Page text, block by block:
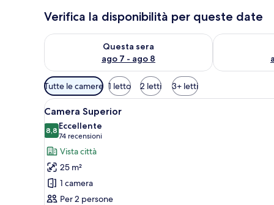
Verifica la disponibilità per queste date
Questa sera
ago 7 - ago 8
Verifica la disponibilità per questa sera, ago 7 - ago 8
Verifica la
Filtri
disponibili
per
le
camere
Tutte le camere 1 letto 2 letti 3+ letti
Apri
tutte
le
foto
per
Camera
Superior
Camera Superior | Minibar,
9
Camera Superior
8,88,8 su 10
Eccellente
74 recensioni
(74
recensioni)
Vista città
25 m²
1 camera
Per 2 persone